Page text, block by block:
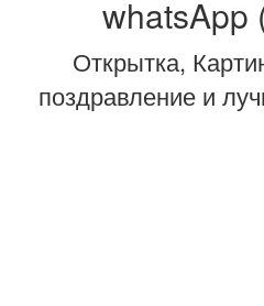
whatsApp
Открытка,
поздравление и